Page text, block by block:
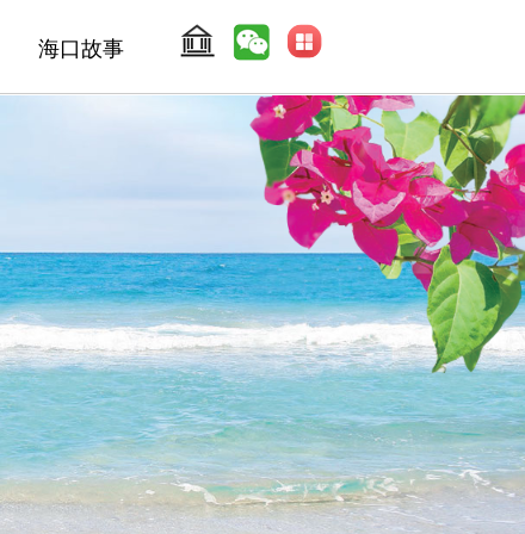
海口故事